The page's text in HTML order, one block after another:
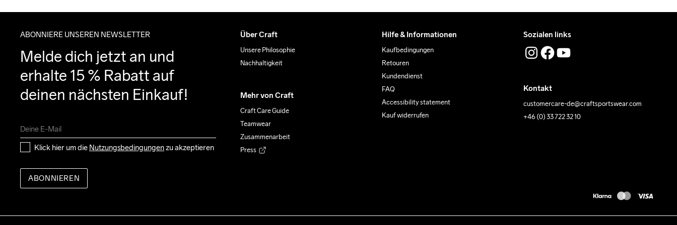
ABONNIERE UNSEREN NEWSLETTER
Melde dich jetzt an und
erhalte 15 % Rabatt auf
deinen nächsten Einkauf!
Klick hier um die Nutzungsbedingungen zu akzeptieren
ABONNIEREN
Über Craft
Unsere Philosophie
Nachhaltigkeit
Mehr von Craft
Craft Care Guide
Teamwear
Zusammenarbeit
Press
Hilfe & Informationen
Kaufbedingungen
Retouren
Kundendienst
FAQ
Accessibility statement
Kauf widerrufen
Sozialen links
Kontakt
customercare-de@craftsportswear.com
+46 (0) 33 722 32 10